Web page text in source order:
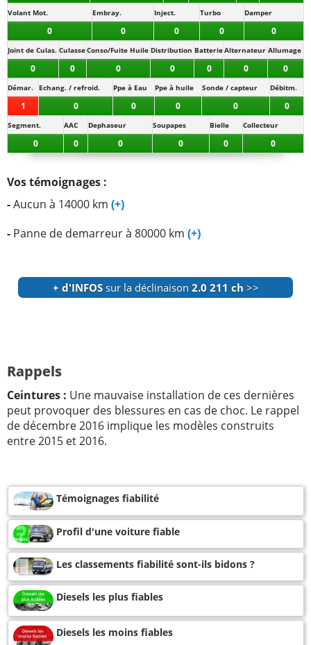
Volant Mot. Embray. Inject. Turbo Damper
0 0 0 0 0
Joint de Culas. CulasseConso/Fuite Huile Distribution BatterieAlternateur Allumage
0 0 0 0 0 0 0
Démar. Echang. / refroid. Ppe à Eau Ppe à huile Sonde / capteur Débitm.
1 0 0 0 0 0
Segment. AAC Dephaseur Soupapes Bielle Collecteur
0 0 0 0 0 0
Vos témoignages :
-Aucun à 14000 km (+)
- Panne de demarreur à 80000 km (+)
+ d'INFOSsur la déclinaison 2.0 211 ch>>
Rappels
Ceintures : Une mauvaise installation de ces dernières
peut provoquer des blessures en cas de choc. Le rappel
de décembre 2016 implique les modèles construits
entre 2015 et 2016.
Témoignages fiabilité
Profil d'une voiture fiable
Les classements fiabilité sont-ils bidons ?
Diesels les plus fiables
Diesels les moins fiables